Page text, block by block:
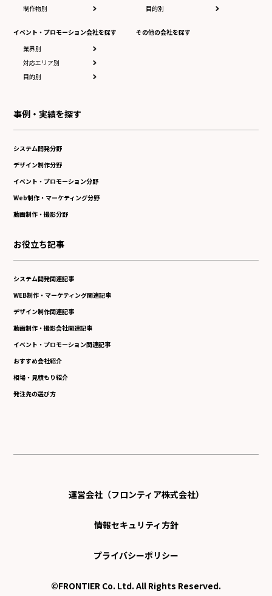
制作物別
イベント・プロモーション会社を探す
業界別
対応エリア別
目的別
目的別
その他の会社を探す
事例・実績を探す
システム開発分野
デザイン制作分野
イベント・プロモーション分野
Web制作・マーケティング分野
動画制作・撮影分野
お役立ち記事
システム開発関連記事
WEB制作・マーケティング関連記事
デザイン制作関連記事
動画制作・撮影会社関連記事
イベント・プロモーション関連記事
おすすめ会社紹介
相場・見積もり紹介
発注先の選び方
運営会社（フロンティア株式会社）
情報セキュリティ方針
プライバシーポリシー
©FRONTIER Co. Ltd. All Rights Reserved.